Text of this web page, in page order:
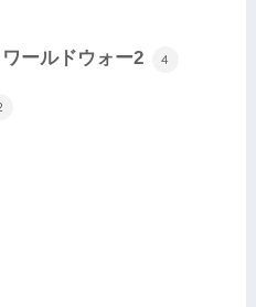
ールドウォー2 4